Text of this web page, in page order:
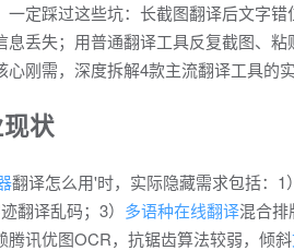
一定踩过这些坑：长截图翻译后文字
息丢失；用普通翻译工具反复截图、
刚需，深度拆解4款主流翻译工具的
状
翻译怎么用'时，实际隐藏需求包括：
翻译乱码；3） 多语种在线翻译混合
腾讯优图OCR，抗锯齿算法较弱，倾斜